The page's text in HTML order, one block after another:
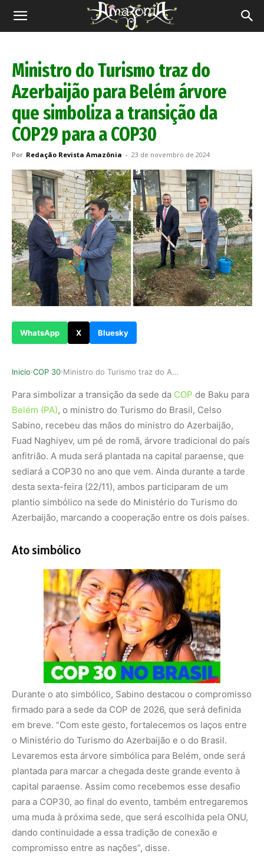
Revista
Ministro do Turismo traz do
Azerbaijão para Belém árvore
que simboliza a transição da
COP29 para a COP30
Por Redação Revista Amazônia - 23 de novembro de 2024
WhatsApp X Bluesky
Inicio›COP 30› Ministro do Turismo traz do Azerbaijão para Bel…
Para simbolizar a transição da sede da COP de Baku para
Belém (PA), o ministro do Turismo do Brasil, Celso
Sabino, recebeu das mãos do ministro do Azerbaijão,
Fuad Naghiyev, um pé de romã, árvore tradicional do país
anfitrião. A muda será plantada na capital paraense, que
sediará a COP30 no ano que vem. Ainda durante a tarde
desta sexta-feira (22/11), ambos participaram de um
plantio simbólico na sede do Ministério do Turismo do
Azerbaijão, marcando a cooperação entre os dois países.
Ato simbólico
Durante o ato simbólico, Sabino destacou o compromisso
firmado para a sede da COP de 2026, que será definida
em breve. “Com este gesto, fortalecemos os laços entre
o Ministério do Turismo do Azerbaijão e o do Brasil.
Levaremos esta árvore simbólica para Belém, onde será
plantada para marcar a chegada deste grande evento à
capital paraense. Assim como recebemos esse desafio
para a COP30, ao final do evento, também entregaremos
uma muda à próxima sede, que será escolhida pela ONU,
dando continuidade a essa tradição de conexão e
compromisso entre as nações”, disse.